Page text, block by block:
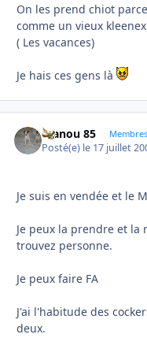
On les prend chiot
comme un vieux
( Les vacances)
Je hais ces gens là
manou 85
Posté(e) le 17 juillet
Je suis en vendée et le
Je peux la prendre et la
trouvez personne.
Je peux faire FA
J'ai l'habitude des
deux.